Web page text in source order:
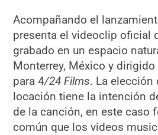
Acompañando el
presenta el videoclip oficial
grabado en un espacio
Monterrey, México y
para 4/24 Films. La elección
locación tiene la intención
de la canción, en este caso
común que los videos